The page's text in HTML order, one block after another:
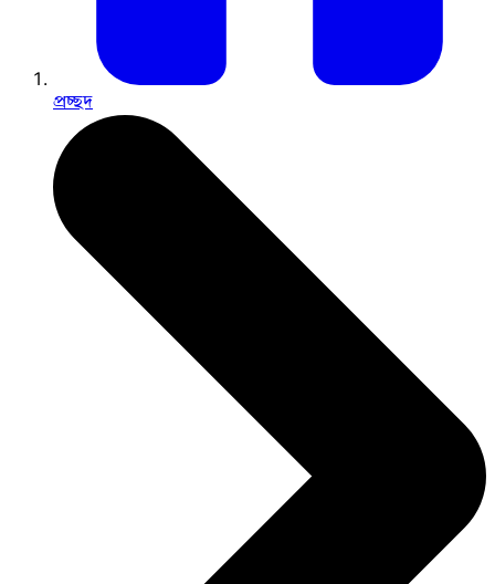
প্রচ্ছদ